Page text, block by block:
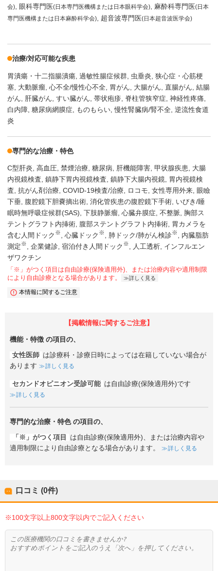
会) 眼科専門医(日本専門医機構または日本眼科学会) 麻酔科専門医(日本
専門医機構または日本麻酔科学会)
超音波専門医(日本超音波医学会)
治療/対応可能な疾患
胃潰瘍・十二指腸潰瘍 過敏性腸症候群 虫垂炎 狭心症・心筋梗
塞 大動脈瘤 心不全/慢性心不全 胃がん 大腸がん 直腸がん 結腸
がん
肝臓がん すい臓がん 帯状疱疹 脊柱管狭窄症 神経性疼痛
白内障 糖尿病網膜症 ものもらい 慢性腎臓病/腎不全 逆流性食道
炎
専門的な治療・特色
C型肝炎 高血圧 禁煙治療 糖尿病 肝機能障害 甲状腺疾患
大腸
内視鏡検査 鎮静下胃内視鏡検査 鎮静下大腸内視鏡
胃内視鏡検
査 抗がん剤治療 COVID-19検査/治療 ロコモ 女性専用外来 眼瞼
下垂 腹腔鏡下胆嚢摘出術 消化管疾患の腹腔鏡下手術 いびき/睡
眠時無呼吸症候群(SAS) 下肢静脈瘤 心臓弁膜症 不整脈
胸部ス
テントグラフト内挿術 腹部ステントグラフト内挿術
胃カメラを
含む人間ドック ※ 心臓ドック ※ 肺ドック/肺がん検診※
内臓脂肪
測定※ 企業健診 宿泊付き人間ドック ※ 人工透析 インフルエン
ザワクチン
「※」がつく項目は自由診療(保険適用外)、または治療内容や適用制限
により自由診療となる場合があります。
詳しく見る
本情報に関するご注意
【掲載情報に関するご注意】
機能・特徴 の項目の、
女性医師 は診療科・診療日時によっては在籍していない場合が
あります
詳しく見る
セカンドオピニオン受診可能 は自由診療(保険適用外)です
詳しく見る
専門的な治療・特色の項目の、
「※」がつく項目
は自由診療(保険適用外)、または治療内容や
適用制限により自由診療となる場合があります。
詳しく見る
口コミ (0件)
※100文字以上800文字以内でご記入ください